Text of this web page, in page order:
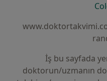
İş bu sayfada
doktorun/uzmanın